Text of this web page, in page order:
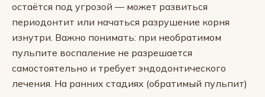
остаётся под угрозой — может развиться
периодонтит или начаться разрушение корня
изнутри. Важно понимать: при необратимом
пульпите воспаление не разрешается
самостоятельно и требует эндодонтического
лечения. На ранних стадиях (обратимый пульпит)